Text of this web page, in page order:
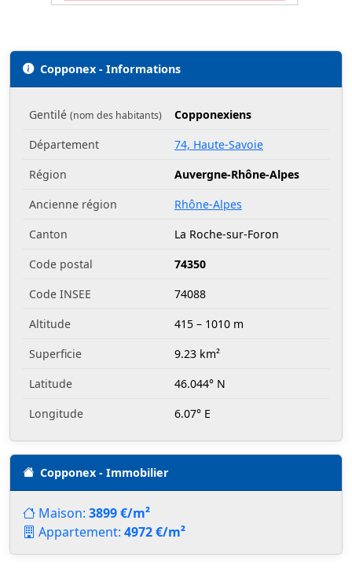
Copponex - Informations
Gentilé (nom des habitants)
Copponexiens
Département
74, Haute-Savoie
Région
Auvergne-Rhône-Alpes
Ancienne région
Rhône-Alpes
Canton
La Roche-sur-Foron
Code postal
74350
Code INSEE
74088
Altitude
415 – 1010 m
Superficie
9.23 km²
Latitude
46.044° N
Longitude
6.07° E
Copponex - Immobilier
Maison: 3899 €/m²
Appartement: 4972 €/m²